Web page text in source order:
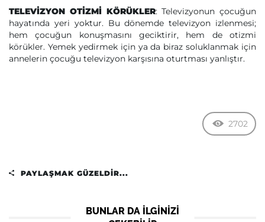
TELEVİZYON OTİZMİ KÖRÜKLER: Televizyonun çocuğun
hayatında yeri yoktur. Bu dönemde televizyon izlenmesi;
hem çocuğun konuşmasını geciktirir, hem de otizmi
körükler. Yemek yedirmek için ya da biraz soluklanmak için
annelerin çocuğu televizyon karşısına oturtması yanlıştır.
2702
PAYLAŞMAK GÜZELDIR...
BUNLAR DA ILGINIZI